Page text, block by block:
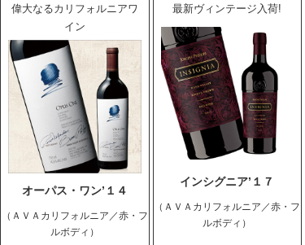
偉大なるカリフォルニアワ
イン
オーパス・ワン’１４
（ＡＶＡカリフォルニア／赤・フ
ルボディ）
最新ヴィンテージ入荷!
インシグニア’１７
（ＡＶＡカリフォルニア／赤・フ
ルボディ）